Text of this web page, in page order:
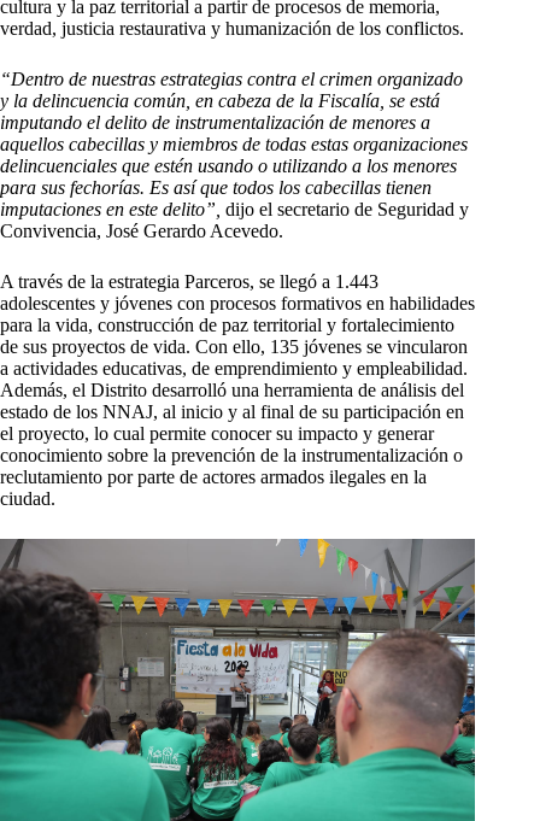
cultura y la paz territorial a partir de procesos de memoria,
verdad, justicia restaurativa y humanización de los conflictos.
“Dentro de nuestras estrategias contra el crimen organizado
y la delincuencia común, en cabeza de la Fiscalía, se está
imputando el delito de instrumentalización de menores a
aquellos cabecillas y miembros de todas estas organizaciones
delincuenciales que estén usando o utilizando a los menores
para sus fechorías. Es así que todos los cabecillas tienen
imputaciones en este delito”, dijo el secretario de Seguridad y
Convivencia, José Gerardo Acevedo.
A través de la estrategia Parceros, se llegó a 1.443
adolescentes y jóvenes con procesos formativos en habilidades
para la vida, construcción de paz territorial y fortalecimiento
de sus proyectos de vida. Con ello, 135 jóvenes se vincularon
a actividades educativas, de emprendimiento y empleabilidad.
Además, el Distrito desarrolló una herramienta de análisis del
estado de los NNAJ, al inicio y al final de su participación en
el proyecto, lo cual permite conocer su impacto y generar
conocimiento sobre la prevención de la instrumentalización o
reclutamiento por parte de actores armados ilegales en la
ciudad.